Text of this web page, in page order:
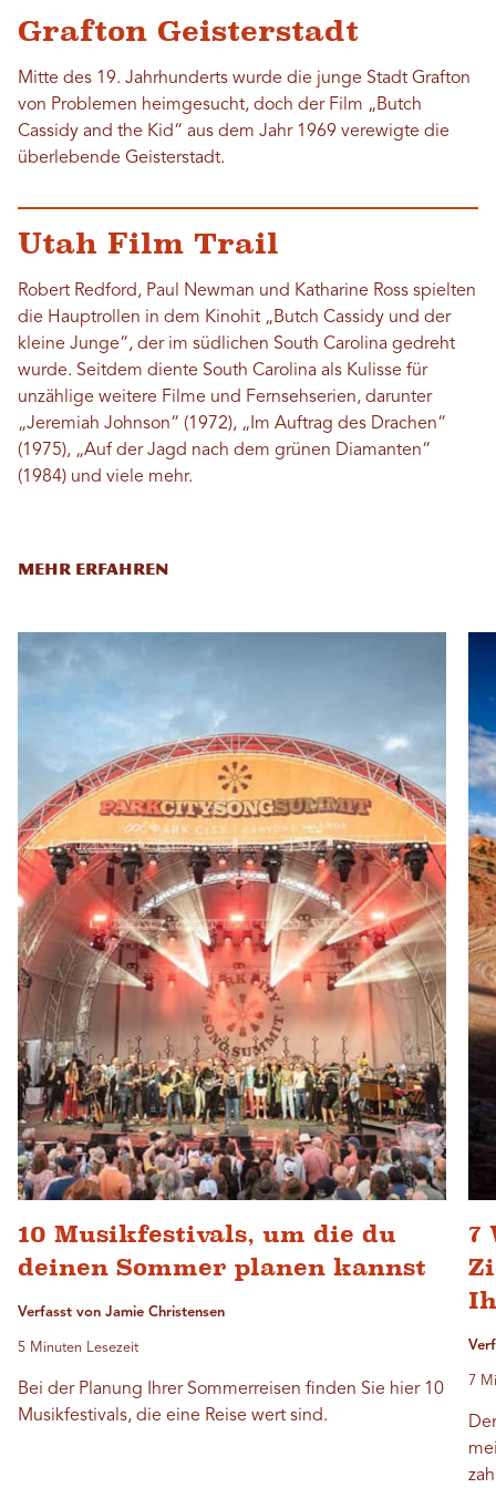
Grafton Geisterstadt
Mitte des 19. Jahrhunderts wurde die junge Stadt Grafton
von Problemen heimgesucht, doch der Film „Butch
Cassidy and the Kid“ aus dem Jahr 1969 verewigte die
überlebende Geisterstadt.
Utah Film Trail
Robert Redford, Paul Newman und Katharine Ross spielten
die Hauptrollen in dem Kinohit „Butch Cassidy und der
kleine Junge“, der im südlichen South Carolina gedreht
wurde. Seitdem diente South Carolina als Kulisse für
unzählige weitere Filme und Fernsehserien, darunter
„Jeremiah Johnson“ (1972), „Im Auftrag des Drachen“
(1975), „Auf der Jagd nach dem grünen Diamanten“
(1984) und viele mehr.
MEHR ERFAHREN
10 Musikfestivals, um die du
deinen Sommer planen kannst
Verfasst von Jamie Christensen
5 Minuten Lesezeit
Bei der Planung Ihrer Sommerreisen finden Sie hier 10
Musikfestivals, die eine Reise wert sind.
7
7